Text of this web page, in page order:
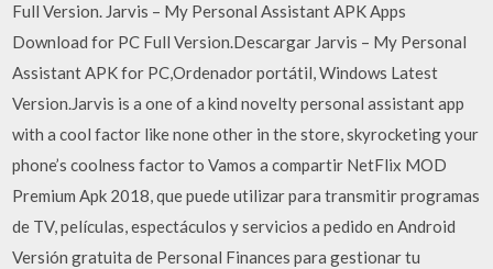
Full Version. Jarvis – My Personal Assistant APK Apps
Download for PC Full Version.Descargar Jarvis – My Personal
Assistant APK for PC,Ordenador portátil, Windows Latest
Version.Jarvis is a one of a kind novelty personal assistant app
with a cool factor like none other in the store, skyrocketing your
phone’s coolness factor to Vamos a compartir NetFlix MOD
Premium Apk 2018, que puede utilizar para transmitir programas
de TV, películas, espectáculos y servicios a pedido en Android
Versión gratuita de Personal Finances para gestionar tu